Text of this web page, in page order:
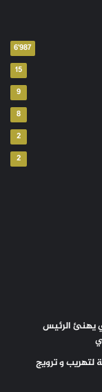
6٬987
15
9
8
2
2
يهنئ الرئيس
و ترويج